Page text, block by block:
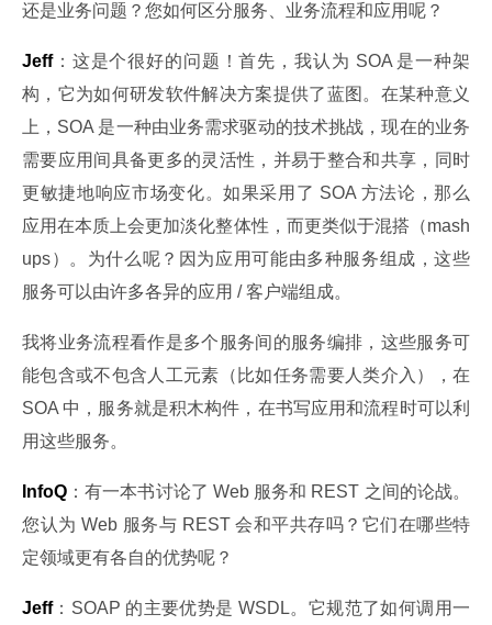
还是业务问题？您如何区分服务、业务流程和应用呢？
Jeff：这是个很好的问题！首先，我认为 SOA 是一种架
构，它为如何研发软件解决方案提供了蓝图。在某种意义
上，SOA 是一种由业务需求驱动的技术挑战，现在的业务
需要应用间具备更多的灵活性，并易于整合和共享，同时
更敏捷地响应市场变化。如果采用了 SOA 方法论，那么
应用在本质上会更加淡化整体性，而更类似于混搭（mash
ups）。为什么呢？因为应用可能由多种服务组成，这些
服务可以由许多各异的应用 / 客户端组成。
我将业务流程看作是多个服务间的服务编排，这些服务可
能包含或不包含人工元素（比如任务需要人类介入），在
SOA 中，服务就是积木构件，在书写应用和流程时可以利
用这些服务。
InfoQ ：有一本书讨论了 Web 服务和 REST 之间的论战。
您认为 Web 服务与 REST 会和平共存吗？它们在哪些特
定领域更有各自的优势呢？
Jeff：SOAP 的主要优势是 WSDL。它规范了如何调用一